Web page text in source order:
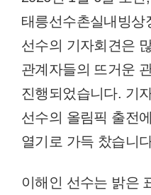
태릉선수촌실내빙상
선수의 기자회견은
관계자들의 뜨거운
진행되었습니다. 기
선수의 올림픽 출전
열기로 가득 찼습니
이해인 선수는 밝은